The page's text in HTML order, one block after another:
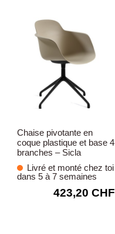
Chaise pivotante en
coque plastique et base 4
branches – Sicla
Livré et monté chez toi
dans 5 à 7 semaines
423,20 CHF